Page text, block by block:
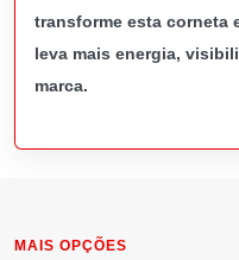
transforme esta corneta
leva mais energia,
marca.
MAIS OPÇÕES